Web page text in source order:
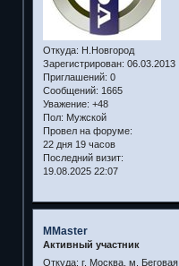
Откуда: Н.Новгород
Зарегистрирован: 06.03.2013
Приглашений: 0
Сообщений: 1665
Уважение: +48
Пол: Мужской
Провел на форуме:
22 дня 19 часов
Последний визит:
19.08.2025 22:07
MMaster
Активный участник
Откуда: г. Москва, м. Беговая